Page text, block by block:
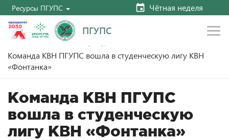
Ресурсы ПГУПС Чётная неделя
ПГУПС
Главная Новости
Команда КВН ПГУПС вошла в студенческую лигу КВН
«Фонтанка»
Команда КВН ПГУПС
вошла в студенческую
лигу КВН «Фонтанка»